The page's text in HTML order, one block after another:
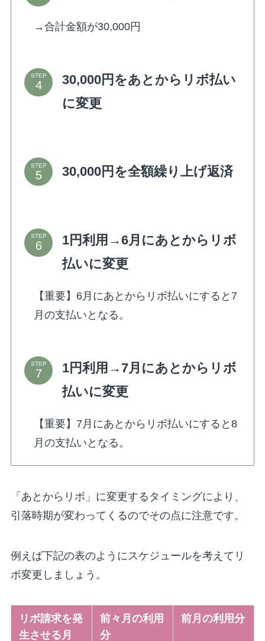
→合計金額が30,000円
STEP
30,000円をあとからリボ払い
に変更
STEP 30,000円を全額繰り上げ返済
STEP
1円利用→6月にあとからリボ
払いに変更
【重要】6月にあとからリボ払いにすると7
月の支払いとなる。
STEP
1円利用→7月にあとからリボ
払いに変更
【重要】7月にあとからリボ払いにすると8
月の支払いとなる。
「あとからリボ」に変更するタイミングにより、
引落時期が変わってくるのでその点に注意です。
例えば下記の表のようにスケジュールを考えてリ
ボ変更しましょう。
リボ請求を発
生させる月
前々月の利用
分
前月の利用分